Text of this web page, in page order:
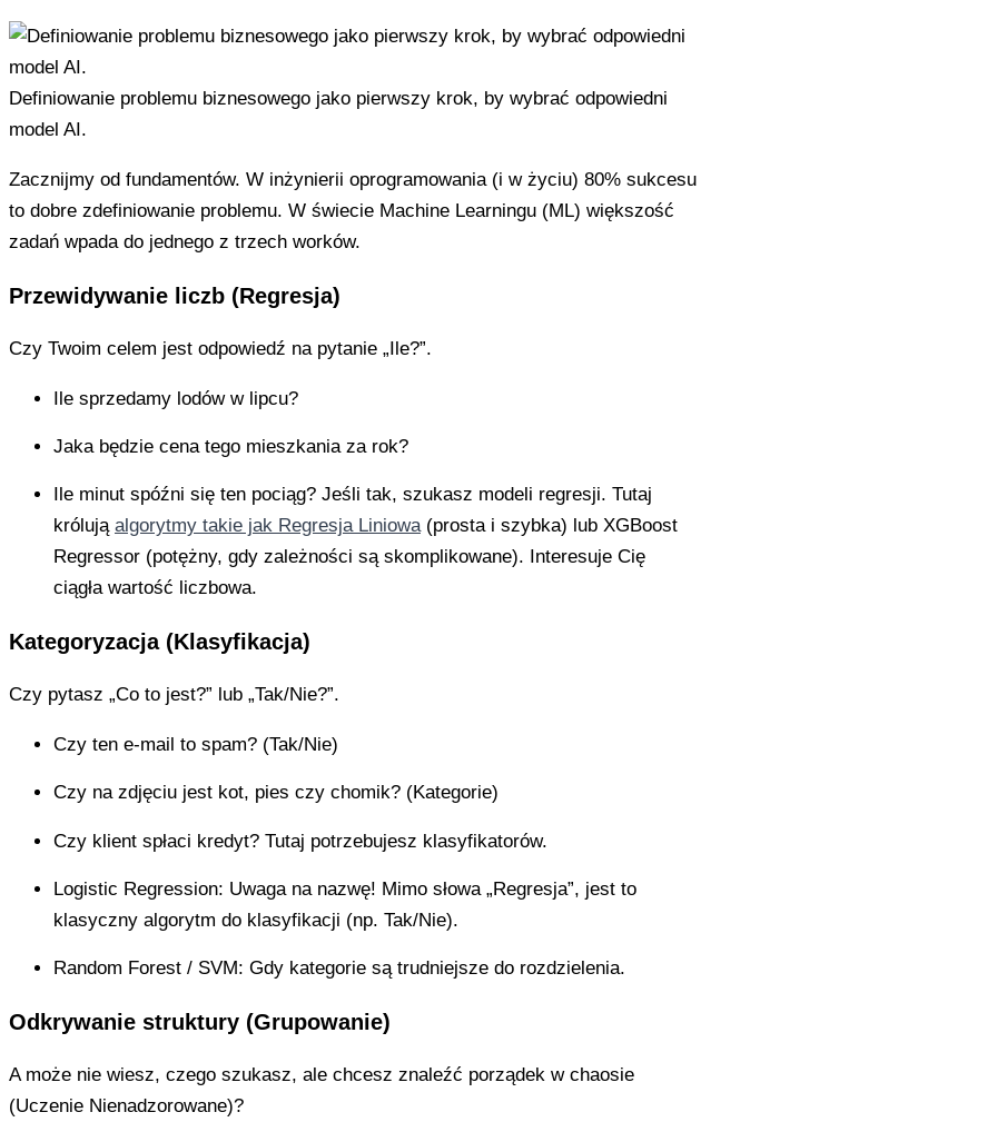
Definiowanie problemu biznesowego jako pierwszy krok, by wybrać odpowiedni
model AI.
Zacznijmy od fundamentów. W inżynierii oprogramowania (i w życiu) 80% sukcesu
to dobre zdefiniowanie problemu. W świecie Machine Learningu (ML) większość
zadań wpada do jednego z trzech worków.
Przewidywanie liczb (Regresja)
Czy Twoim celem jest odpowiedź na pytanie „Ile?”.
Ile sprzedamy lodów w lipcu?
Jaka będzie cena tego mieszkania za rok?
Ile minut spóźni się ten pociąg? Jeśli tak, szukasz modeli regresji. Tutaj
królują algorytmy takie jak Regresja Liniowa(prosta i szybka) lub XGBoost
Regressor (potężny, gdy zależności są skomplikowane). Interesuje Cię
ciągła wartość liczbowa.
Kategoryzacja (Klasyfikacja)
Czy pytasz „Co to jest?” lub „Tak/Nie?”.
Czy ten e-mail to spam? (Tak/Nie)
Czy na zdjęciu jest kot, pies czy chomik? (Kategorie)
Czy klient spłaci kredyt? Tutaj potrzebujesz klasyfikatorów.
Logistic Regression: Uwaga na nazwę! Mimo słowa „Regresja”, jest to
klasyczny algorytm do klasyfikacji (np. Tak/Nie).
Random Forest / SVM: Gdy kategorie są trudniejsze do rozdzielenia.
Odkrywanie struktury (Grupowanie)
A może nie wiesz, czego szukasz, ale chcesz znaleźć porządek w chaosie
(Uczenie Nienadzorowane)?